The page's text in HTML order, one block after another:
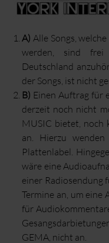
A) Alle Songs,
werden, sind
Deutschland
der Songs, ist nicht
B) Einen Auftrag für
derzeit noch nicht
MUSIC bietet, noch
an. Hierzu
Plattenlabel.
wäre eine
einer Radiosendung
Termine an, um eine
für
GEMA, nicht an.